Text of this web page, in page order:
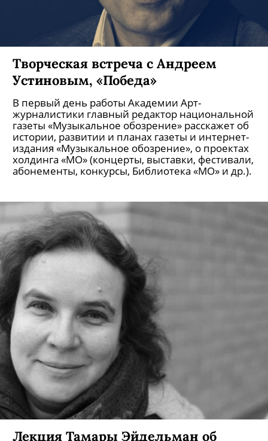
Устиновым, «Победа»
В первый день работы Академии Арт-
журналистики главный редактор национальной
газеты «Музыкальное обозрение» расскажет об
истории, развитии и планах газеты и интернет-
издания «Музыкальное обозрение», о проектах
холдинга «МО» (концерты, выставки, фестивали,
абонементы, конкурсы, Библиотека «МО» и др.).